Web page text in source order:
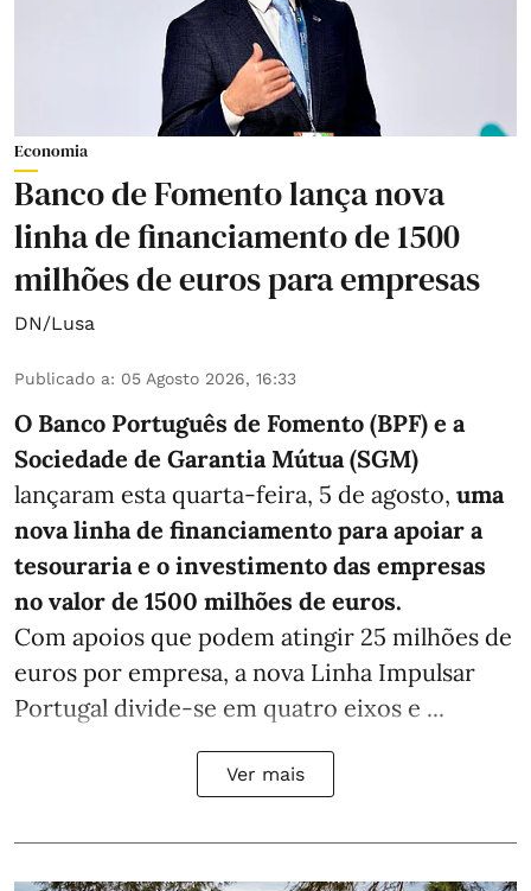
Economia
Banco de Fomento lança nova
linha de financiamento de 1500
milhões de euros para empresas
DN/Lusa
Publicado a: 05 Agosto 2026, 16:33
O Banco Português de Fomento (BPF) e a
Sociedade de Garantia Mútua (SGM)
lançaram esta quarta-feira, 5 de agosto, uma
nova linha de financiamento para apoiar a
tesouraria e o investimento das empresas
no valor de 1500 milhões de euros.
Com apoios que podem atingir 25 milhões de
euros por empresa, a nova Linha Impulsar
Portugal divide-se em quatro eixos e ...
Ver mais